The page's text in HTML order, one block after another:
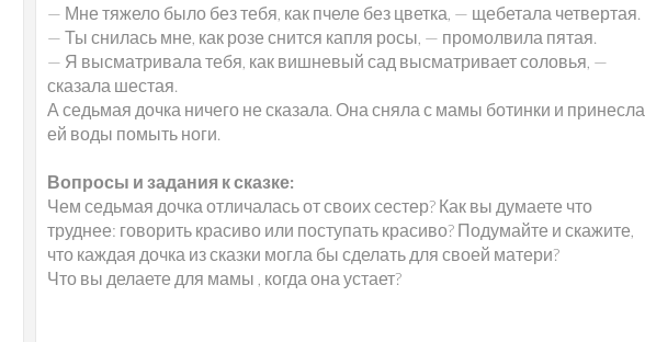
— Мне тяжело было без тебя, как пчеле без цветка, — щебетала четвертая.
— Ты снилась мне, как розе снится капля ро­сы, — промолвила пятая.
— Я высматривала тебя, как вишневый сад высматривает соловья, —
сказала шестая.
А седьмая дочка ничего не сказала. Она сняла с мамы ботинки и принесла
ей воды помыть ноги.
Вопросы и задания к сказке:
Чем седьмая дочка отличалась от своих сестер? Как вы думаете что
труднее: говорить красиво или поступать красиво? Подумайте и скажите,
что каждая дочка из сказки могла бы сделать для своей матери?
Что вы делаете для мамы , когда она устает?